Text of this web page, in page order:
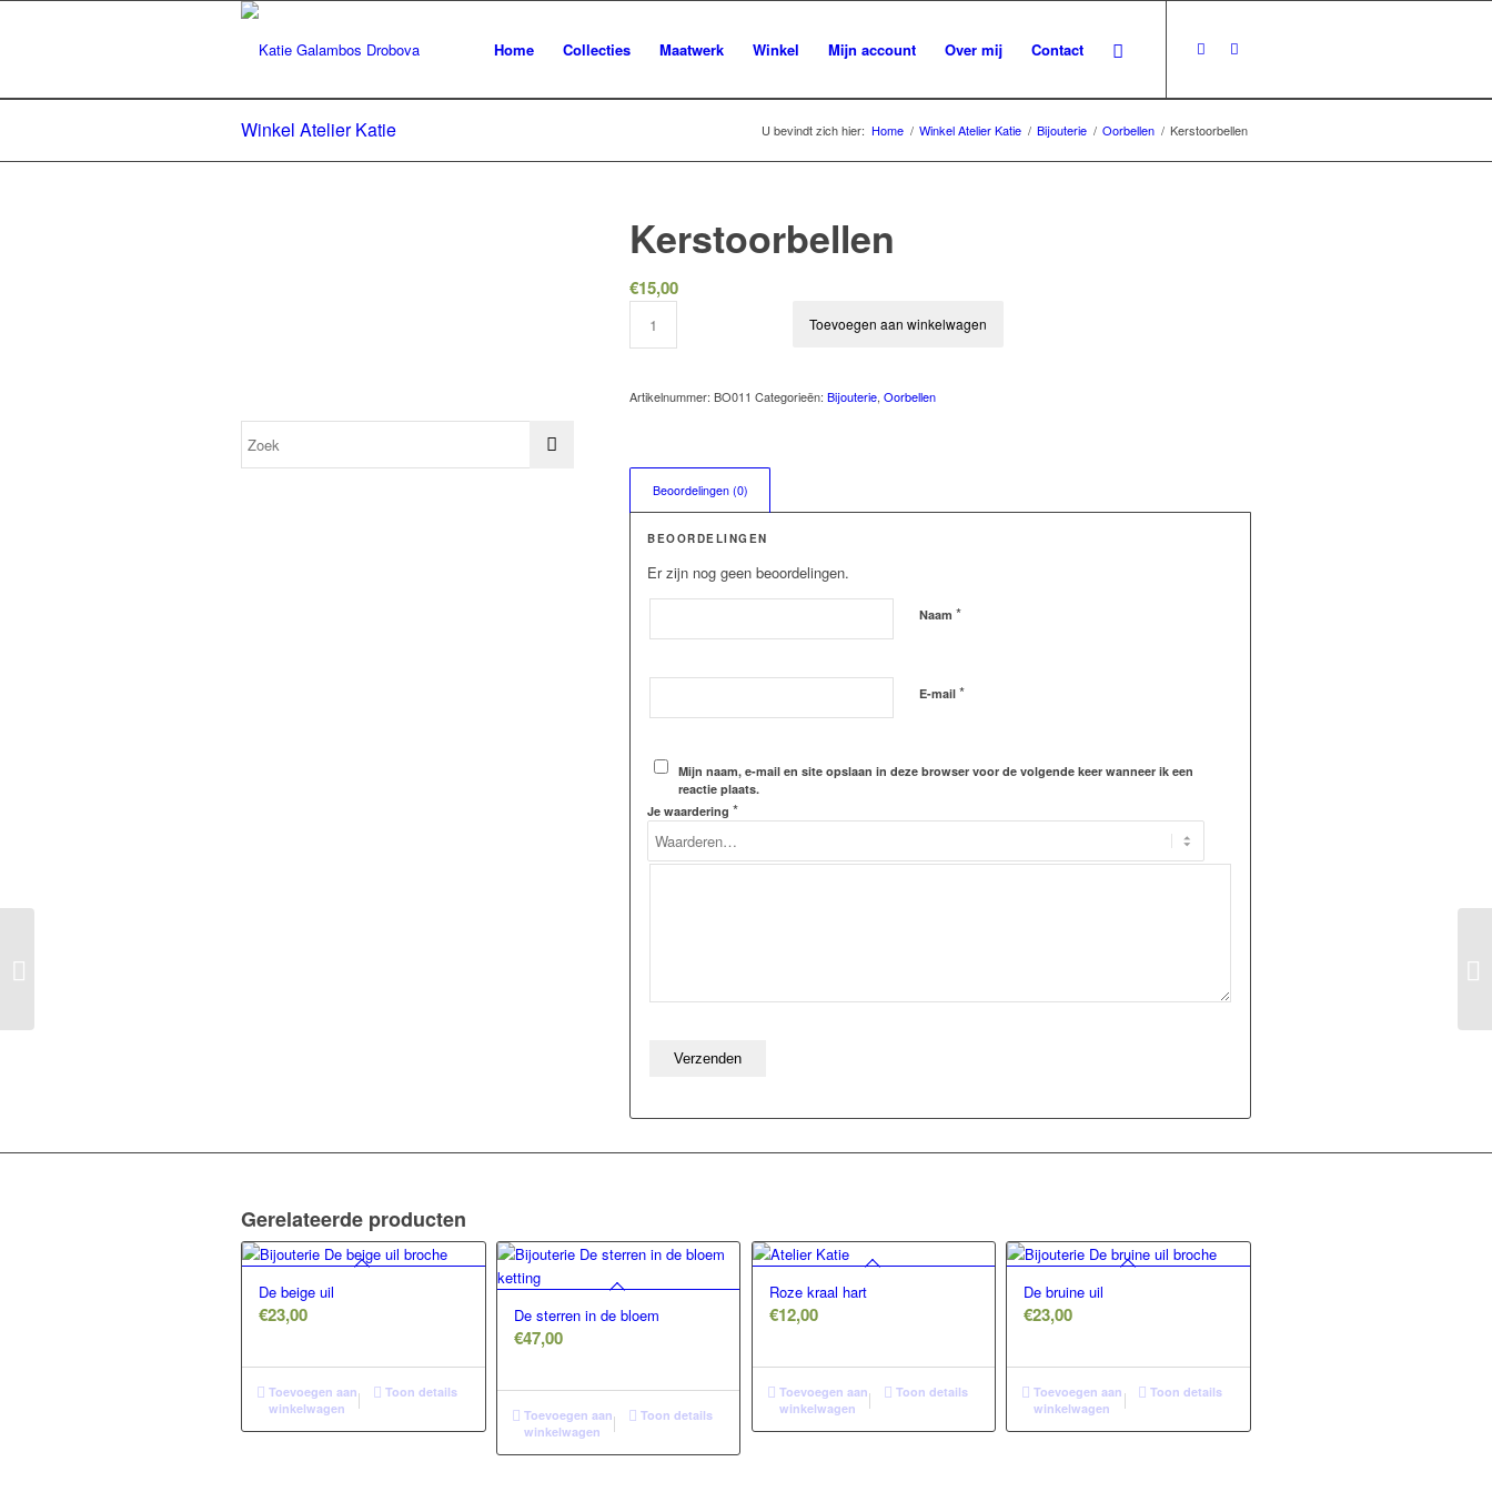
Home Collecties Maatwerk Winkel Mijn account Over mij Contact
Winkel Atelier Katie U bevindt zich hier: Home / Winkel Atelier Katie / Bijouterie / Oorbellen / Kerstoorbellen
Kerstoorbellen
€15,00
Toevoegen aan winkelwagen
Artikelnummer:BO011 Categorieën:Bijouterie,Oorbellen
Beoordelingen (0)
BEOORDELINGEN
Er zijn nog geen beoordelingen.
Naam*
E-mail*
Mijn naam, e-mail en site opslaan in deze browser voor de volgende keer wanneer ik een
reactie plaats.
Je waardering*
Gerelateerde producten
De beige uil
€23,00
Toevoegen aan
winkelwagen
Toon details
De sterren in de bloem
€47,00
Toevoegen aan
winkelwagen
Toon details
Roze kraal hart
€12,00
Toevoegen aan
winkelwagen
Toon details
De bruine uil
€23,00
Toevoegen aan
winkelwagen
Toon details